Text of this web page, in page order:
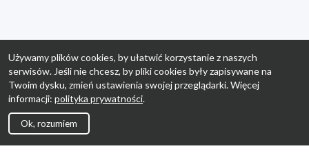
Używamy plików cookies, by ułatwić korzystanie z naszych
serwisów. Jeśli nie chcesz, by pliki cookies były zapisywane na
Twoim dysku, zmień ustawienia swojej przeglądarki. Więcej
informacji: polityka prywatności.
Ok, rozumiem